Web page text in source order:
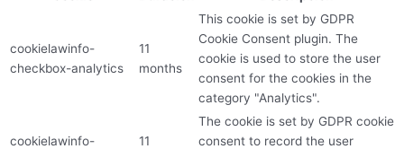
cookielawinfo-
checkbox-analytics
11
months
This cookie is set by GDPR
Cookie Consent plugin. The
cookie is used to store the user
consent for the cookies in the
category "Analytics".
cookielawinfo-
11
The cookie is set by GDPR cookie
consent to record the user